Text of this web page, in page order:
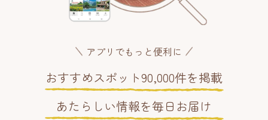
アプリでもっと便利に
おすすめスポット90,000件を掲載
あたらしい情報を毎日お届け